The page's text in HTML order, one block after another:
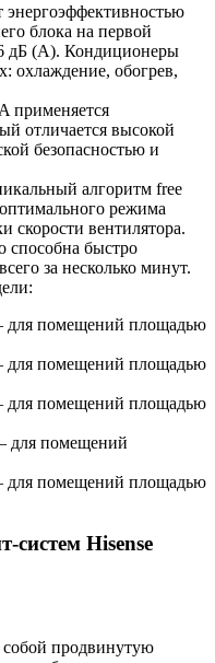
блока на первой
дБ (А). Кондиционеры
охлаждение, обогрев,
применяется
отличается высокой
безопасностью и
алгоритм free
режима
скорости вентилятора.
способна быстро
за несколько минут.
для помещений площадью
для помещений площадью
для помещений площадью
для помещений
для помещений площадью
систем Hisense
собой продвинутую